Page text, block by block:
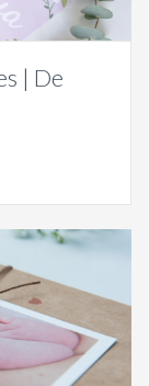
| De